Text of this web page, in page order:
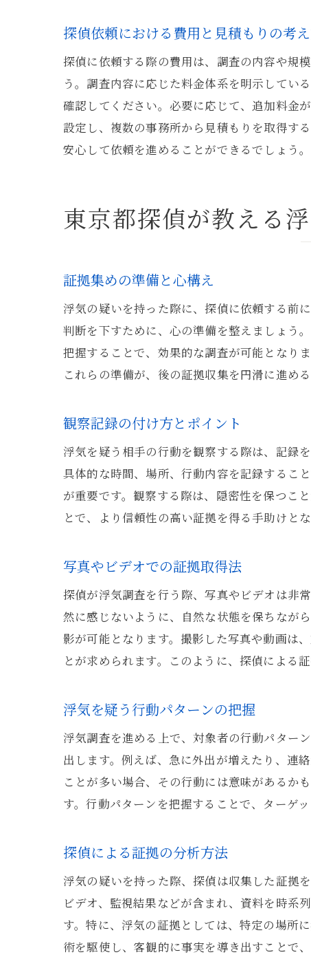
探偵依頼における費用と見積もりの考
探偵に依頼する際の費用は、調査の内容や規
う。調査内容に応じた料金体系を明示してい
確認してください。必要に応じて、追加料金
設定し、複数の事務所から見積もりを取得す
安心して依頼を進めることができるでしょう。
東京都探偵が教える
証拠集めの準備と心構え
浮気の疑いを持った際に、探偵に依頼する前
判断を下すために、心の準備を整えましょう
把握することで、効果的な調査が可能となり
これらの準備が、後の証拠収集を円滑に進め
観察記録の付け方とポイント
浮気を疑う相手の行動を観察する際は、記録
具体的な時間、場所、行動内容を記録するこ
が重要です。観察する際は、隠密性を保つこ
とで、より信頼性の高い証拠を得る手助けとな
写真やビデオでの証拠取得法
探偵が浮気調査を行う際、写真やビデオは非
然に感じないように、自然な状態を保ちなが
影が可能となります。撮影した写真や動画は
とが求められます。このように、探偵による
浮気を疑う行動パターンの把握
浮気調査を進める上で、対象者の行動パター
出します。例えば、急に外出が増えたり、連
ことが多い場合、その行動には意味があるか
す。行動パターンを把握することで、ターゲ
探偵による証拠の分析方法
浮気の疑いを持った際、探偵は収集した証拠
ビデオ、監視結果などが含まれ、資料を時系
す。特に、浮気の証拠としては、特定の場所
術を駆使し、客観的に事実を導き出すことで